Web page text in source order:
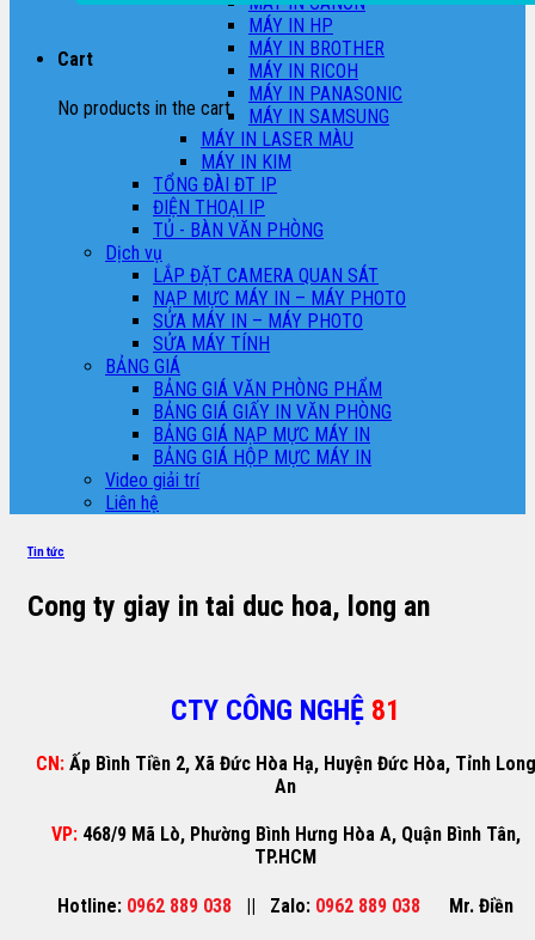
Cart
No products in the cart.
MÁY IN HP
MÁY IN BROTHER
MÁY IN RICOH
MÁY IN PANASONIC
MÁY IN SAMSUNG
MÁY IN LASER MÀU
MÁY IN KIM
TỔNG ĐÀI ĐT IP
ĐIỆN THOẠI IP
TỦ - BÀN VĂN PHÒNG
Dịch vụ
LẮP ĐẶT CAMERA QUAN SÁT
NẠP MỰC MÁY IN – MÁY PHOTO
SỬA MÁY IN – MÁY PHOTO
SỬA MÁY TÍNH
BẢNG GIÁ
BẢNG GIÁ VĂN PHÒNG PHẨM
BẢNG GIÁ GIẤY IN VĂN PHÒNG
BẢNG GIÁ NẠP MỰC MÁY IN
BẢNG GIÁ HỘP MỰC MÁY IN
Video giải trí
Liên hệ
Tin tức
Cong ty giay in tai duc hoa, long an
CTY CÔNG NGHỆ 81
CN:Ấp Bình Tiền 2, Xã Đức Hòa Hạ, Huyện Đức Hòa, Tỉnh Long
An
VP:468/9 Mã Lò, Phường Bình Hưng Hòa A, Quận Bình Tân,
TP.HCM
Hotline: 0962 889 038 || Zalo: 0962 889 038 Mr. Điền